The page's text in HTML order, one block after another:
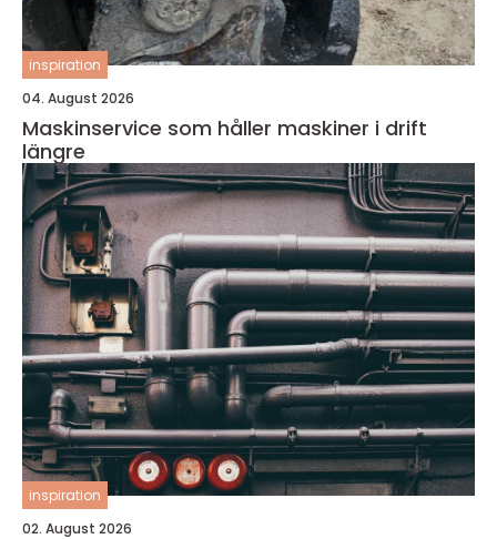
inspiration
04. August 2026
Maskinservice som håller maskiner i drift
längre
inspiration
02. August 2026